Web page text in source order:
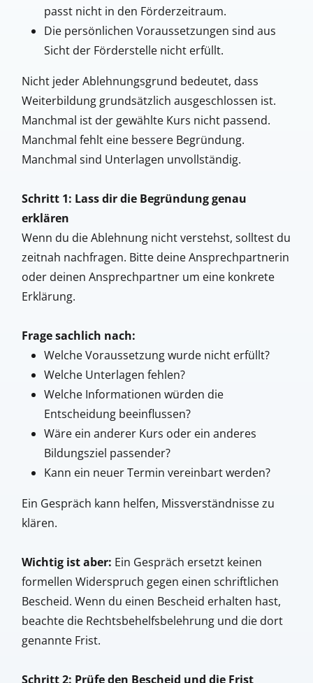
passt nicht in den Förderzeitraum.
Die persönlichen Voraussetzungen sind aus
Sicht der Förderstelle nicht erfüllt.
Nicht jeder Ablehnungsgrund bedeutet, dass
Weiterbildung grundsätzlich ausgeschlossen ist.
Manchmal ist der gewählte Kurs nicht passend.
Manchmal fehlt eine bessere Begründung.
Manchmal sind Unterlagen unvollständig.
Schritt 1: Lass dir die Begründung genau
erklären
Wenn du die Ablehnung nicht verstehst, solltest du
zeitnah nachfragen. Bitte deine Ansprechpartnerin
oder deinen Ansprechpartner um eine konkrete
Erklärung.
Frage sachlich nach:
Welche Voraussetzung wurde nicht erfüllt?
Welche Unterlagen fehlen?
Welche Informationen würden die
Entscheidung beeinflussen?
Wäre ein anderer Kurs oder ein anderes
Bildungsziel passender?
Kann ein neuer Termin vereinbart werden?
Ein Gespräch kann helfen, Missverständnisse zu
klären.
Wichtig ist aber: Ein Gespräch ersetzt keinen
formellen Widerspruch gegen einen schriftlichen
Bescheid. Wenn du einen Bescheid erhalten hast,
beachte die Rechtsbehelfsbelehrung und die dort
genannte Frist.
Schritt 2: Prüfe den Bescheid und die Frist